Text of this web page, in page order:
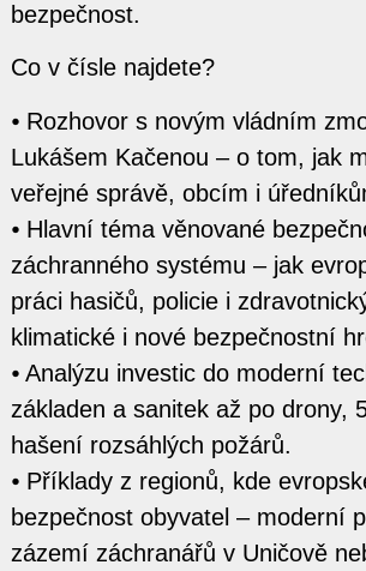
bezpečnost.
Co v čísle najdete?
⦁ Rozhovor s novým vládním
Lukášem Kačenou – o tom, jak
veřejné správě, obcím i
⦁ Hlavní téma věnované
záchranného systému – jak
práci hasičů, policie i
klimatické i nové bezpečnostní
⦁ Analýzu investic do moderní
základen a sanitek až po drony,
hašení rozsáhlých požárů.
⦁ Příklady z regionů, kde
bezpečnost obyvatel – moderní
zázemí záchranářů v Uničově